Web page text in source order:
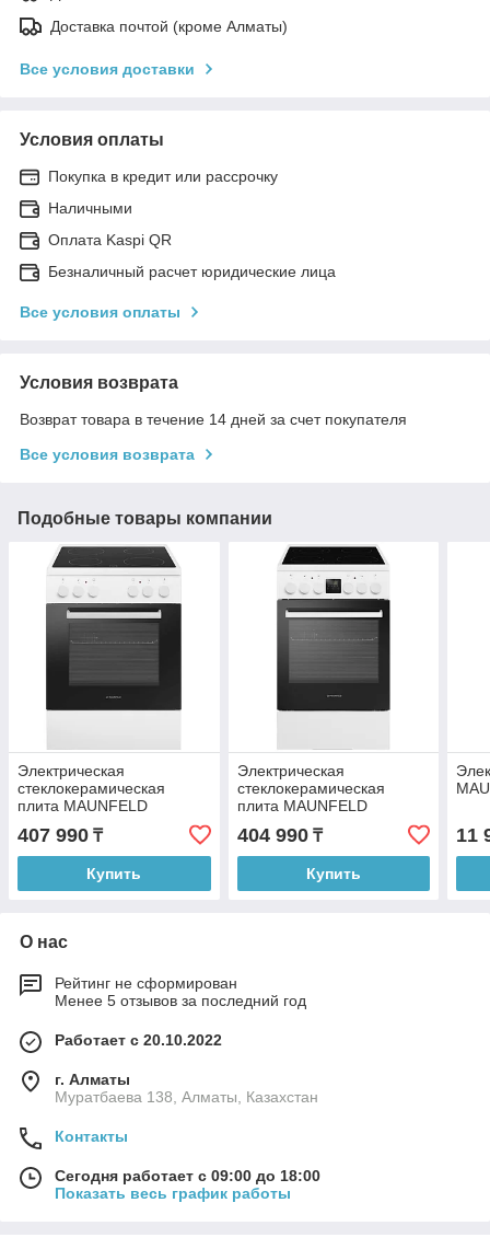
Доставка почтой (кроме Алматы)
Все условия доставки
Условия оплаты
Покупка в кредит или рассрочку
Наличными
Оплата Kaspi QR
Безналичный расчет юридические лица
Все условия оплаты
Условия возврата
Возврат товара в течение 14 дней за счет покупателя
Все условия возврата
Подобные товары компании
Электрическая
стеклокерамическая
плита MAUNFELD
MEC65CW07
407 990 ₸
Купить
Электрическая
стеклокерамическая
плита MAUNFELD
MEC57CW08TD
404 990₸
Купить
11
О нас
Рейтинг не сформирован
Менее 5 отзывов за последний год
Работает с 20.10.2022
г. Алматы
Муратбаева 138, Алматы, Казахстан
Контакты
Сегодня работает с 09:00 до 18:00
Показать весь график работы